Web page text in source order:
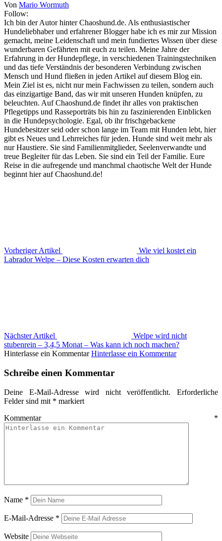
Von Mario Wormuth
Follow:
Ich bin der Autor hinter Chaoshund.de. Als enthusiastischer
Hundeliebhaber und erfahrener Blogger habe ich es mir zur Mission
gemacht, meine Leidenschaft und mein fundiertes Wissen über diese
wunderbaren Gefährten mit euch zu teilen. Meine Jahre der
Erfahrung in der Hundepflege, in verschiedenen Trainingstechniken
und das tiefe Verständnis der besonderen Verbindung zwischen
Mensch und Hund fließen in jeden Artikel auf diesem Blog ein.
Mein Ziel ist es, nicht nur mein Fachwissen zu teilen, sondern auch
das einzigartige Band, das wir mit unseren Hunden knüpfen, zu
beleuchten. Auf Chaoshund.de findet ihr alles von praktischen
Pflegetipps und Rasseporträts bis hin zu faszinierenden Einblicken
in die Hundepsychologie. Egal, ob ihr frischgebackene
Hundebesitzer seid oder schon lange im Team mit Hunden lebt, hier
gibt es Neues und Lehrreiches für jeden. Hunde sind weit mehr als
nur Haustiere. Sie sind Familienmitglieder, Seelenverwandte und
treue Begleiter für das Leben. Sie sind ein Teil der Familie. Eure
Reise in die aufregende und manchmal chaotische Welt der Hunde
beginnt hier auf Chaoshund.de!
Vorheriger Artikel
Wie viel kostet ein
Labrador Welpe – Diese Kosten erwarten dich
Nächster Artikel
Welpe wird nicht
stubenrein – 3,4,5 Monat – Was kann ich noch machen?
Hinterlasse ein Kommentar Hinterlasse ein Kommentar
Schreibe einen Kommentar
Deine E-Mail-Adresse wird nicht veröffentlicht.
Erforderliche
Felder sind mit * markiert
Kommentar *
Name *
E-Mail-Adresse *
Website